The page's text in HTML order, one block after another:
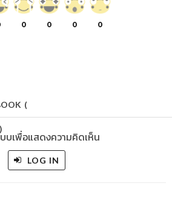
0 0 0 0
(
)
บบเพื่อแสดงความคิดเห็น
LOG IN